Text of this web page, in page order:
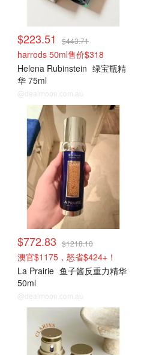
$223.51 $443.71
harrods 50ml售价$318
Helena Rubinstein 绿宝瓶精
华 75ml
@dealmoon.com.au
$772.83 $1218.10
澳官$1175，怒省$424+！
La Prairie 鱼子酱反重力精华
50ml
@dealmoon.com.au